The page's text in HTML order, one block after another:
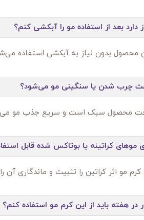
دارد بعد از استفاده مو را آبکشی کنم؟
محصول بدون نیاز به آبکشی استفاده
چرب شدن یا سنگینی مو می‌شود؟
محصول سبک است و سریع جذب مو
موهای کراتینه یا بوتاکس‌ شده قابل
کرم مو اثر کراتین را تثبیت و ماندگاری
در هفته باید از این کرم مو استفاده کنم؟